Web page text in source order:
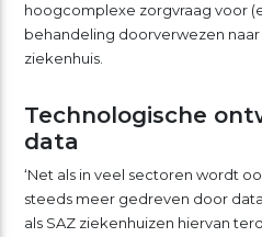
hoogcomplexe zorgvraag voor
behandeling doorverwezen
ziekenhuis.
Technologische
data
‘Net als in veel sectoren wordt
steeds meer gedreven door
als SAZ ziekenhuizen hiervan